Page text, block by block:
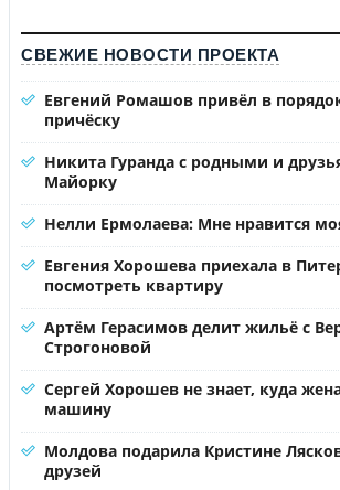
СВЕЖИЕ НОВОСТИ ПРОЕКТА
Евгений Ромашов привёл в
причёску
Никита Гуранда с родными и
Майорку
Нелли Ермолаева: Мне нравится
Евгения Хорошева приехала в
посмотреть квартиру
Артём Герасимов делит жильё с
Строгоновой
Сергей Хорошев не знает, куда
машину
Молдова подарила Кристине
друзей